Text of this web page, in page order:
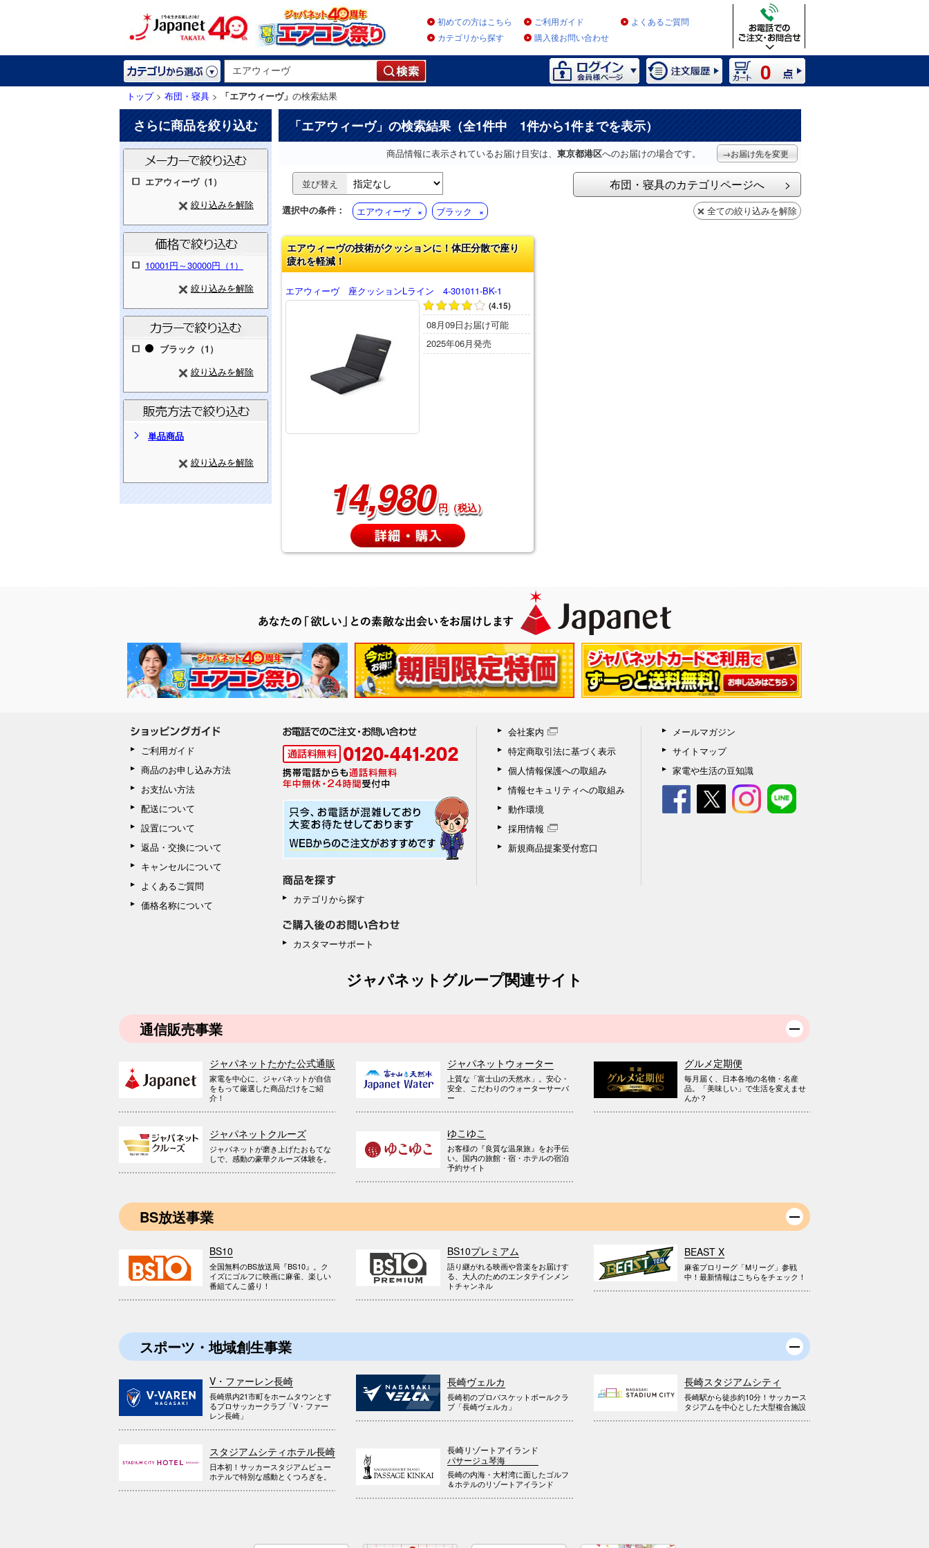
初めての方はこちら ご利用ガイド
よくあるご質問
カテゴリから探す
購入後お問い合わせ
0
トップ> 布団・寝具 > 「エアウィーヴ」 の検索結果
さらに商品を絞り込む
エアウィーヴ（1）
絞り込みを解除
10001円～30000円（1）
絞り込みを解除
ブラック（1）
絞り込みを解除
単品商品
絞り込みを解除
「エアウィーヴ」の検索結果（全1件中 1件から1件までを表示）
商品情報に表示されているお届け目安は、 東京都港区へのお届けの場合です。 →お届け先を変更
並び替え 布団・寝具のカテゴリページへ
選択中の条件： エアウィーヴ ブラック 全ての絞り込みを解除
エアウィーヴの技術がクッションに！体圧分散で座り
疲れを軽減！
エアウィーヴ 座クッションLライン 4-301011-BK-1
(4.15)
08月09日お届け可能
2025年06月発売
14,980 円（税込）
ご利用ガイド
商品のお申し込み方法
お支払い方法
配送について
設置について
返品・交換について
キャンセルについて
よくあるご質問
価格名称について
カテゴリから探す
カスタマーサポート
会社案内
特定商取引法に基づく表示
個人情報保護への取組み
情報セキュリティへの取組み
動作環境
採用情報
新規商品提案受付窓口
メールマガジン
サイトマップ
家電や生活の豆知識
ジャパネットグループ関連サイト
通信販売事業
ジャパネットたかた公式通販
家電を中心に、ジャパネットが自信
をもって厳選した商品だけをご紹
介！
ジャパネットウォーター
上質な「富士山の天然水」。安心・
安全、こだわりのウォーターサーバ
ー
グルメ定期便
毎月届く、日本各地の名物・名産
品。「美味しい」で生活を変えませ
んか？
ジャパネットクルーズ
ジャパネットが磨き上げたおもてな
しで、感動の豪華クルーズ体験を。
ゆこゆこ
お客様の『良質な温泉旅』をお手伝
い。国内の旅館・宿・ホテルの宿泊
予約サイト
BS放送事業
BS10
全国無料のBS放送局『BS10』。ク
イズにゴルフに映画に麻雀、楽しい
番組てんこ盛り！
BS10プレミアム
語り継がれる映画や音楽をお届けす
る、大人のためのエンタテインメン
トチャンネル
BEAST X
麻雀プロリーグ「Mリーグ」参戦
中！最新情報はこちらをチェック！
スポーツ・地域創生事業
V・ファーレン長崎
長崎県内21市町をホームタウンとす
るプロサッカークラブ「V・ファー
レン長崎」
長崎ヴェルカ
長崎初のプロバスケットボールクラ
ブ「長崎ヴェルカ」
長崎スタジアムシティ
長崎駅から徒歩約10分！サッカース
タジアムを中心とした大型複合施設
スタジアムシティホテル長崎
日本初！サッカースタジアムビュー
ホテルで特別な感動とくつろぎを。
長崎リゾートアイランド
パサージュ琴海
長崎の内海・大村湾に面したゴルフ
＆ホテルのリゾートアイランド